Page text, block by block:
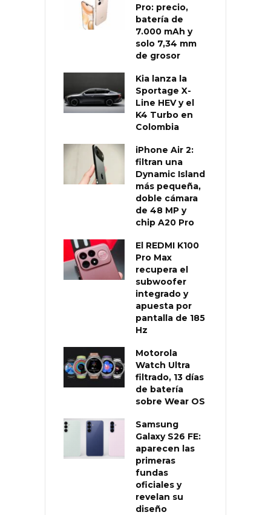
Pro: precio,
batería de
7.000 mAh y
solo 7,34 mm
de grosor
Kia lanza la
Sportage X-
Line HEV y el
K4 Turbo en
Colombia
iPhone Air 2:
filtran una
Dynamic Island
más pequeña,
doble cámara
de 48 MP y
chip A20 Pro
El REDMI K100
Pro Max
recupera el
subwoofer
integrado y
apuesta por
pantalla de 185
Hz
Motorola
Watch Ultra
filtrado, 13 días
de batería
sobre Wear OS
Samsung
Galaxy S26 FE:
aparecen las
primeras
fundas
oficiales y
revelan su
diseño